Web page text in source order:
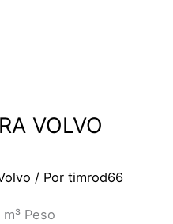
VOLVO
/ Por timrod66
Peso